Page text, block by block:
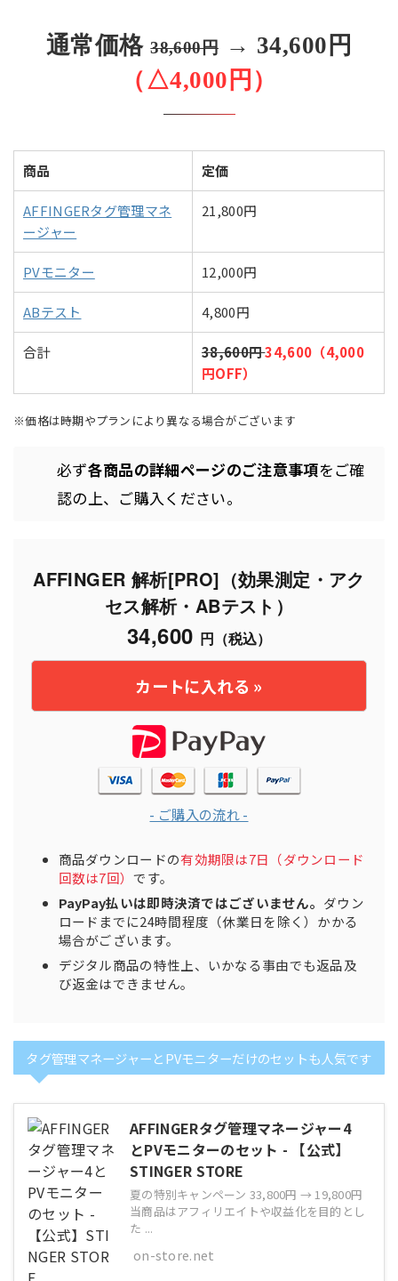
通常価格38,600円→ 34,600円
（△4,000円）
商品 定価
AFFINGERタグ管理マネ
ージャー
21,800円
PVモニター 12,000円
ABテスト 4,800円
合計 38,600円34,600（4,000
円OFF）
※価格は時期やプランにより異なる場合がございます
必ず各商品の詳細ページのご注意事項をご確
認の上、ご購入ください。
AFFINGER 解析[PRO]（効果測定・アク
セス解析・ABテスト）
34,600 円（税込）
- ご購入の流れ -
商品ダウンロードの有効期限は7日（ダウンロード
回数は7回）です。
PayPay払いは即時決済ではございません。 ダウン
ロードまでに24時間程度（休業日を除く）かかる
場合がございます。
デジタル商品の特性上、いかなる事由でも返品及
び返金はできません。
タグ管理マネージャーとPVモニターだけのセットも人気です
AFFINGERタグ管理マネージャー4
とPVモニターのセット - 【公式】
STINGER STORE
夏の特別キャンペーン 33,800円 → 19,800円
当商品はアフィリエイトや収益化を目的とし
た ...
on-store.net